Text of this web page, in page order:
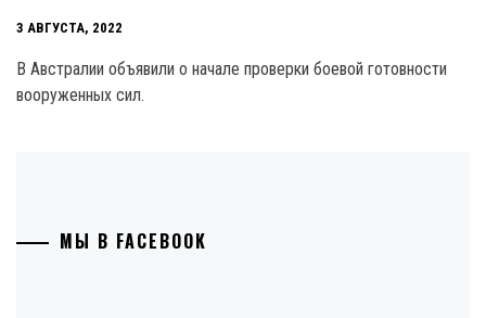
3 АВГУСТА, 2022
В Австралии объявили о начале проверки боевой готовности
вооруженных сил.
МЫ В FACEBOOK